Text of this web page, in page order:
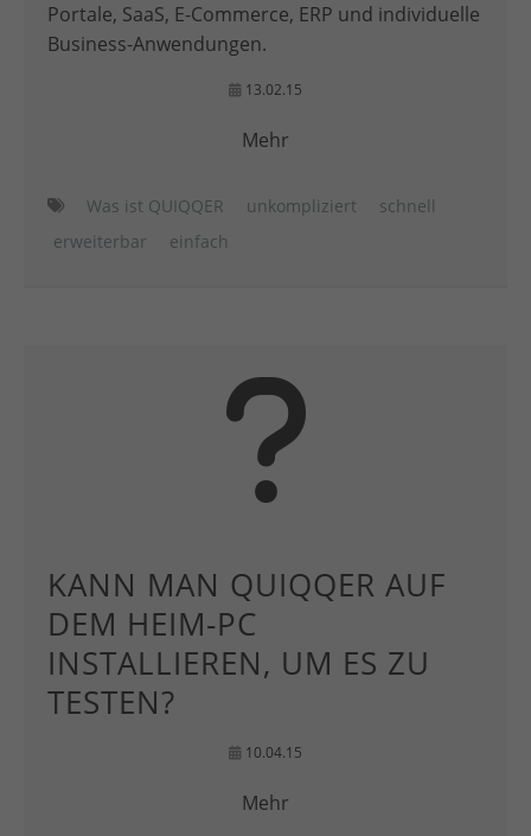
Portale, SaaS, E-Commerce, ERP und individuelle
Business-Anwendungen.
13.02.15
Mehr
Was ist QUIQQER unkompliziert
schnell
erweiterbar
einfach
KANN MAN QUIQQER AUF
DEM HEIM-PC
INSTALLIEREN, UM ES ZU
TESTEN?
10.04.15
Mehr